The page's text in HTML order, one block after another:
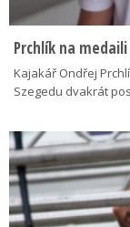
Prchlík na
Kajakář Ondřej
Szegedu dvakrát